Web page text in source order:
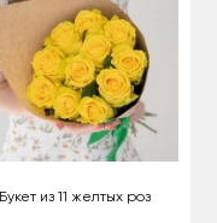
Букет из 11 желтых роз